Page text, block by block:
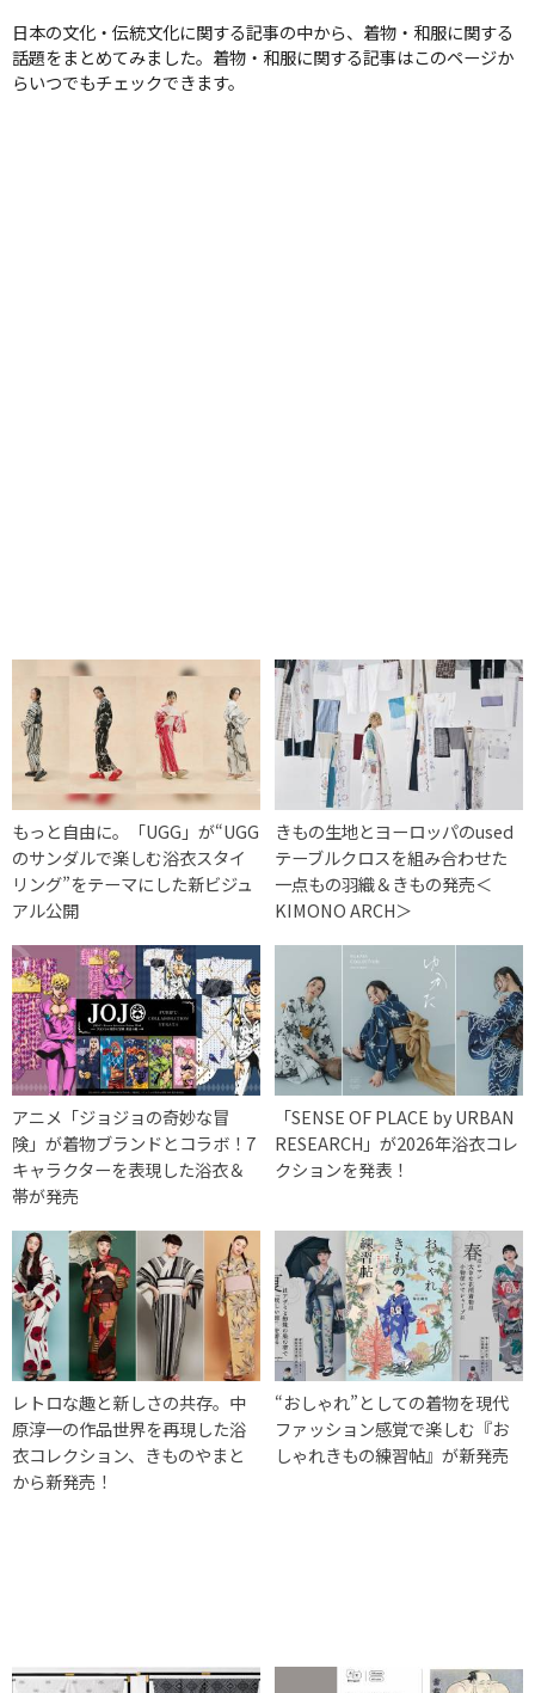
日本の文化・伝統文化に関する記事の中から、着物・和服に関する
話題をまとめてみました。着物・和服に関する記事はこのページか
らいつでもチェックできます。
もっと自由に。「UGG」が“UGG
のサンダルで楽しむ浴衣スタイ
リング”をテーマにした新ビジュ
アル公開
きもの生地とヨーロッパのused
テーブルクロスを組み合わせた
一点もの羽織＆きもの発売＜
KIMONO ARCH＞
アニメ「ジョジョの奇妙な冒
険」が着物ブランドとコラボ！7
キャラクターを表現した浴衣＆
帯が発売
「SENSE OF PLACE by URBAN
RESEARCH」が2026年浴衣コレ
クションを発表！
レトロな趣と新しさの共存。中
原淳一の作品世界を再現した浴
衣コレクション、きものやまと
から新発売！
“おしゃれ”としての着物を現代
ファッション感覚で楽しむ『お
しゃれきもの練習帖』が新発売